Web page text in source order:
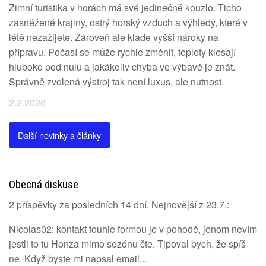
Zimní turistika v horách má své jedinečné kouzlo. Ticho
zasněžené krajiny, ostrý horský vzduch a výhledy, které v
létě nezažijete. Zároveň ale klade vyšší nároky na
přípravu. Počasí se může rychle změnit, teploty klesají
hluboko pod nulu a jakákoliv chyba ve výbavě je znát.
Správně zvolená výstroj tak není luxus, ale nutnost.
2.2.2026
Další novinky a články
Obecná diskuse
2 příspěvky za posledních 14 dní. Nejnovější z 23.7.:
Nicolas02: kontakt touhle formou je v pohodě, jenom nevím
jestli to tu Honza mimo sezónu čte. Tipoval bych, že spíš
ne. Když byste mi napsal email...